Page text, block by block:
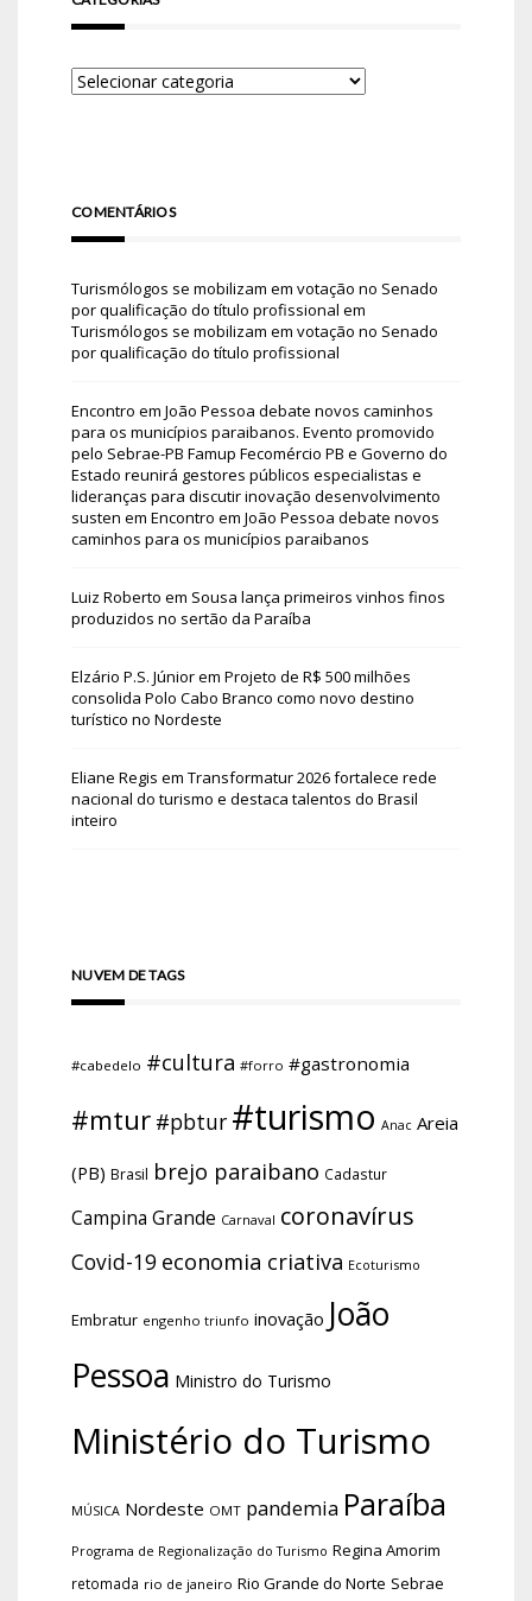
COMENTÁRIOS
Turismólogos se mobilizam em votação no Senado
por qualificação do título profissional em
Turismólogos se mobilizam em votação no Senado
por qualificação do título profissional
Encontro em João Pessoa debate novos caminhos
para os municípios paraibanos. Evento promovido
pelo Sebrae-PB Famup Fecomércio PB e Governo do
Estado reunirá gestores públicos especialistas e
lideranças para discutir inovação desenvolvimento
susten em Encontro em João Pessoa debate novos
caminhos para os municípios paraibanos
Luiz Roberto em Sousa lança primeiros vinhos finos
produzidos no sertão da Paraíba
Elzário P.S. Júniorem Projeto de R$ 500 milhões
consolida Polo Cabo Branco como novo destino
turístico no Nordeste
Eliane Regis em Transformatur 2026 fortalece rede
nacional do turismo e destaca talentos do Brasil
inteiro
NUVEM DE TAGS
#cabedelo #cultura #forro #gastronomia
#mtur #pbtur #turismo Anac Areia
(PB) Brasil brejo paraibano Cadastur
Campina Grande Carnaval coronavírus
Covid-19 economia criativa Ecoturismo
Embratur engenho triunfo inovação João
Pessoa Ministro do Turismo
Ministério do Turismo
MÚSICA Nordeste OMT pandemia Paraíba
Programa de Regionalização do Turismo Regina Amorim
retomada rio de janeiro Rio Grande do Norte Sebrae